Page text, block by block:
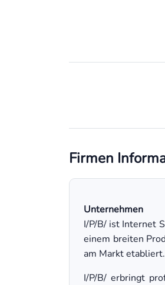
Firmen
Unternehmen
I/P/B/ ist Internet
einem breiten
am Markt etabliert.
I/P/B/ erbringt